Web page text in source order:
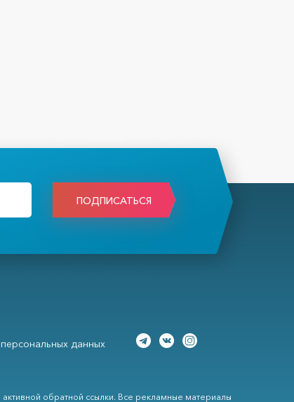
ПОДПИСАТЬСЯ
данных
обратной ссылки. Все рекламные материалы